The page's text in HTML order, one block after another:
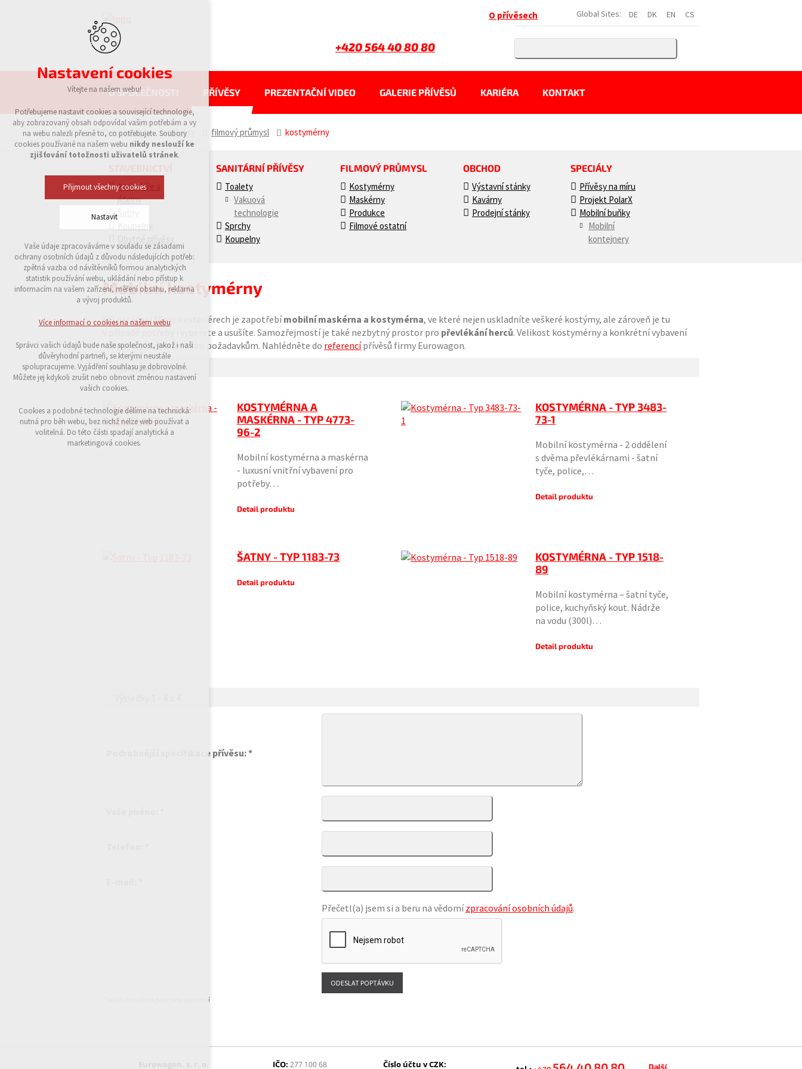
DE DK EN CS
Global Sites:
O přívěsech
+420 564 40 80 80
O SPOLEČNOSTI PŘÍVĚSY PREZENTAČNÍ VIDEO GALERIE PŘÍVĚSŮ KARIÉRA KONTAKT
eurowagon přívěsy filmový průmysl kostymérny
Kanceláře a
jídelny
SANITÁRNÍ PŘÍVĚSY
Toalety
Vakuová
technologie
Sprchy
Koupelny
FILMOVÝ PRŮMYSL
Kostymérny
Maskérny
Produkce
Filmové ostatní
OBCHOD
Výstavní stánky
Kavárny
Prodejní stánky
SPECIÁLY
Přívěsy na míru
Projekt PolarX
Mobilní buňky
Mobilní
kontejnery
Mobilní kostymérny
Při natáčení filmu v exteriérech je zapotřebímobilní maskérna a kostymérna, ve které nejen uskladníte veškeré kostýmy, ale zároveň je tu
v případě potřeby i vyperete a usušíte. Samozřejmostí je také nezbytný prostor pro převlékání herců. Velikost kostymérny a konkrétní vybavení
vždy přizpůsobíme vašim požadavkům. Nahlédněte do referencípřívěsů firmy Eurowagon.
Výsledky 1 - 4 z 4
KOSTYMÉRNA A
MASKÉRNA - TYP 4773-
96-2
Mobilní kostymérna a maskérna
- luxusní vnitřní vybavení pro
potřeby…
Detail produktu
KOSTYMÉRNA - TYP 3483-
73-1
Mobilní kostymérna - 2 oddělení
s dvěma převlékárnami - šatní
tyče, police,…
Detail produktu
ŠATNY - TYP 1183-73
Detail produktu
KOSTYMÉRNA - TYP 1518-
89
Mobilní kostymérna – šatní tyče,
police, kuchyňský kout. Nádrže
na vodu (300l)…
Detail produktu
Podrobnější specifikace přívěsu: *
Přečetl(a) jsem si a beru na vědomízpracování osobních údajů.
* takto označená pole jsou povinná
IČO: 277 100 68 Číslo účtu v CZK: Další
Nastavení cookies
Vítejte na našem webu!
Potřebujeme nastavit cookies a související technologie,
aby zobrazovaný obsah odpovídal vašim potřebám a vy
na webu nalezli přesně to, co potřebujete. Soubory
cookies používané na našem webu nikdy neslouží ke
zjišťování totožnosti uživatelů stránek.
Přijmout všechny cookies
Nastavit
Technická cookies
nutná pro provozování webu
udržení kontextu stránek (session): případná
přihlášení, volby jazyka, apod.
analytická pro anonymizované vyhodnocení
návštěvnosti
marketingová cookies (Google)
Více informací o cookies na našem webu
Odmítnout vše
Vaše údaje zpracováváme v souladu se zásadami
ochrany osobních údajů z důvodu následujících potřeb:
zpětná vazba od návštěvníků formou analytických
statistik používání webu, ukládání nebo přístup k
informacím na vašem zařízení, měření obsahu, reklama
a vývoj produktů.
Více informací o cookies na našem webu
Správci vašich údajů bude naše společnost, jakož i naši
důvěryhodní partneři, se kterými neustále
spolupracujeme. Vyjádření souhlasu je dobrovolné.
Můžete jej kdykoli zrušit nebo obnovit změnou nastavení
vašich cookies.
Cookies a podobné technologie dělíme na technická:
nutná pro běh webu, bez nichž nelze web používat a
volitelná. Do této části spadají analytická a
marketingová cookies.